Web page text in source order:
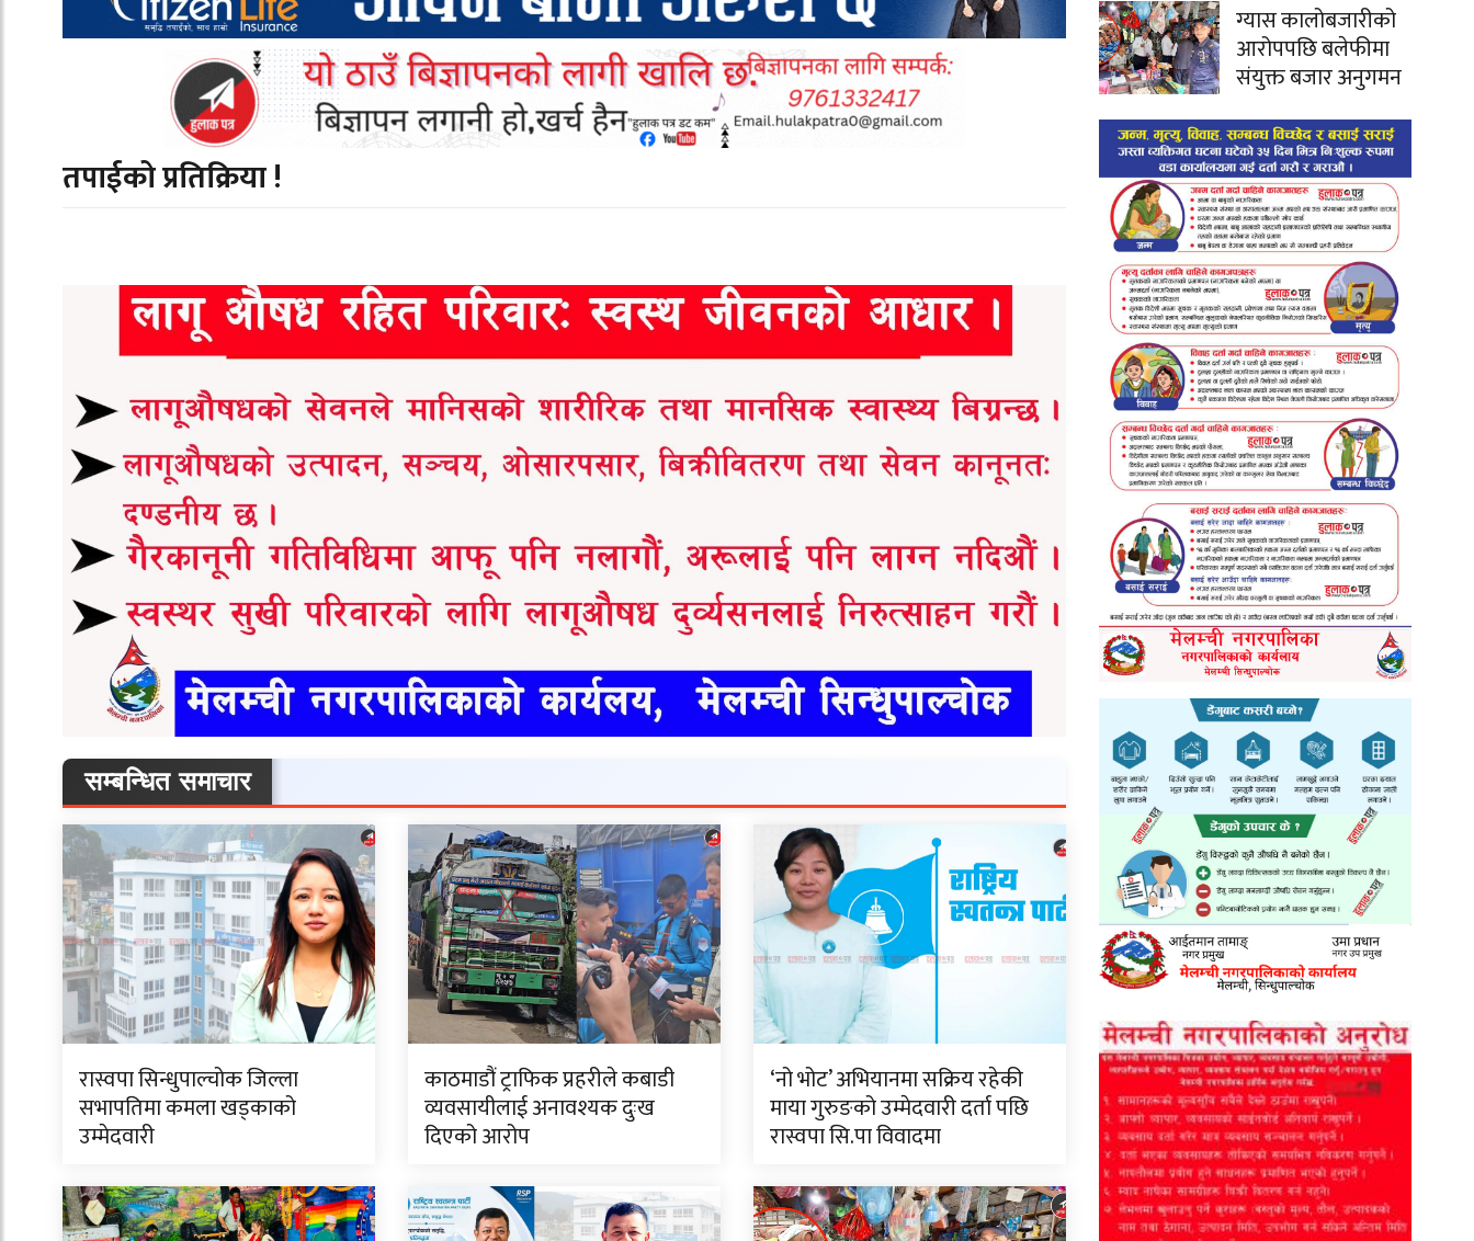
तपाईको प्रतिक्रिया !
सम्बन्धित समाचार
रास्वपा सिन्धुपाल्चोक जिल्ला
सभापतिमा कमला खड्काको
उम्मेदवारी
काठमाडौं ट्राफिक प्रहरीले कबाडी
व्यवसायीलाई अनावश्यक दुःख
दिएको आरोप
‘नो भोट’ अभियानमा सक्रिय रहेकी
माया गुरुङको उम्मेदवारी दर्ता पछि
रास्वपा सि.पा विवादमा
ग्यास कालोबजारीको
आरोपपछि बलेफीमा
संयुक्त बजार अनुगमन